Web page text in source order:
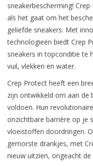
sneakerbescherming!
als het gaat om het
geliefde sneakers. Met
technologieën biedt Crep
sneakers in topconditie te
vuil, vlekken en water.
Crep Protect heeft een
zijn ontwikkeld om aan de
voldoen. Hun
onzichtbare barrière op je
vloeistoffen doordringen.
gemorste drankjes, met
nieuw uitzien, ongeacht